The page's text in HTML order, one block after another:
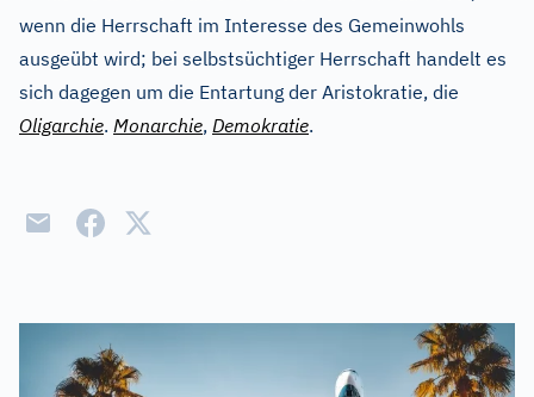
wenn die Herrschaft im Interesse des Gemeinwohls
ausgeübt wird; bei selbstsüchtiger Herrschaft handelt es
sich dagegen um die Entartung der Aristokratie, die
Oligarchie. Monarchie, Demokratie.